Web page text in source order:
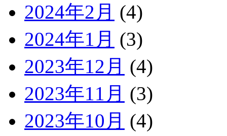
2024年2月 (4)
2024年1月 (3)
2023年12月 (4)
2023年11月 (3)
2023年10月 (4)